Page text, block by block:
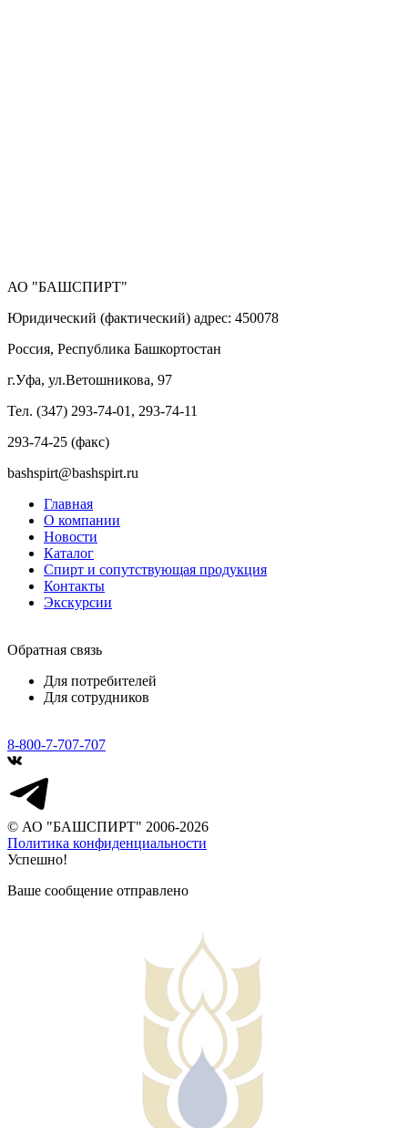
АО "БАШСПИРТ"
Юридический (фактический) адрес: 450078
Россия, Республика Башкортостан
г.Уфа, ул.Ветошникова, 97
Тел. (347) 293-74-01, 293-74-11
293-74-25 (факс)
bashspirt@bashspirt.ru
Главная
О компании
Новости
Каталог
Спирт и сопутствующая продукция
Контакты
Экскурсии
Обратная связь
Для потребителей
Для сотрудников
8-800-7-707-707
© АО "БАШСПИРТ" 2006-2026
Политика конфиденциальности
Успешно!
Ваше сообщение отправлено